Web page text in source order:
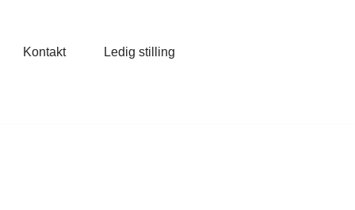
Kontakt
Ledig stilling